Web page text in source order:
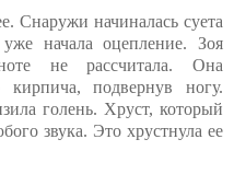
Снаружи начиналась суета
начала оцепление. Зоя
не рассчитала. Она
подвернув ногу.
голень. Хруст, который
звука. Это хрустнула ее